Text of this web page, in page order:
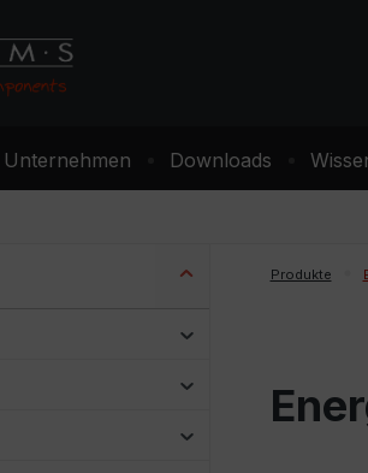
Unternehmen Downloads
Produkte